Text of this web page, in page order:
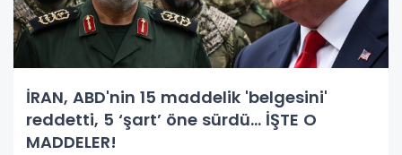
İRAN, ABD'nin 15 maddelik 'belgesini'
reddetti, 5 ‘şart’ öne sürdü… İŞTE O
MADDELER!